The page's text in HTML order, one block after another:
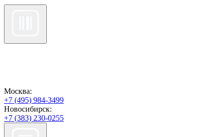
Москва:
+7 (495) 984-3499
Новосибирск:
+7 (383) 230-0255